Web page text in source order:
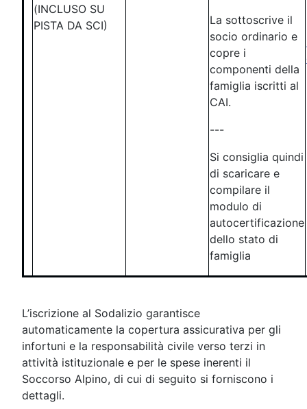
(INCLUSO SU
PISTA DA SCI)
La sottoscrive il
socio ordinario e
copre i
componenti della
famiglia iscritti al
CAI.
---
Si consiglia quindi
di scaricare e
compilare il
modulo di
autocertificazione
dello stato di
famiglia
L’iscrizione al Sodalizio garantisce
automaticamente la copertura assicurativa per gli
infortuni e la responsabilità civile verso terzi in
attività istituzionale e per le spese inerenti il
Soccorso Alpino, di cui di seguito si forniscono i
dettagli.